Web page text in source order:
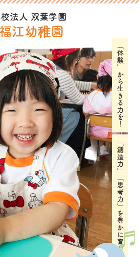
校法人 双葉学園
福江幼稚園
「体験」から生きる力を！
「創造力」「思考力」を豊かに育む